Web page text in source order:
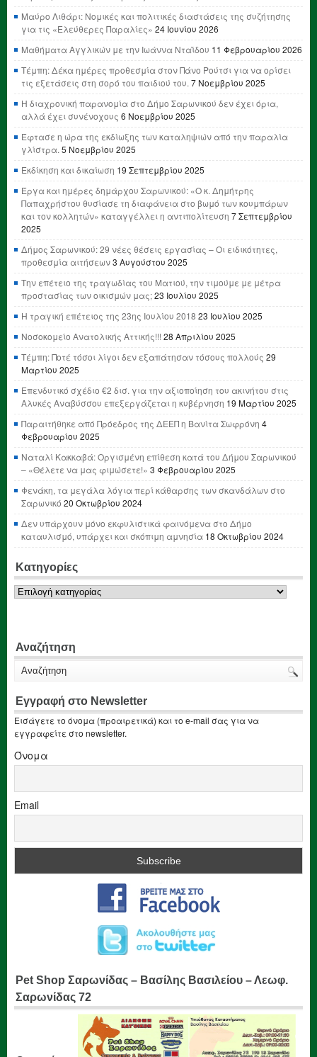
Μαύρο Λιθάρι: Νομικές και πολιτικές διαστάσεις της συζήτησης
για τις «Ελεύθερες Παραλίες» 24 Ιουνίου 2026
Μαθήματα Αγγλικών με την Ιωάννα Νταΐδου 11 Φεβρουαρίου 2026
Τέμπη: Δέκα ημέρες προθεσμία στον Πάνο Ρούτσι για να ορίσει
τις εξετάσεις στη σορό του παιδιού του. 7 Νοεμβρίου 2025
Η διαχρονική παρανομία στο Δήμο Σαρωνικού δεν έχει όρια,
αλλά έχει συνένοχους 6 Νοεμβρίου 2025
Έφτασε η ώρα της εκδίωξης των καταληψιών από την παραλία
γλίστρα. 5 Νοεμβρίου 2025
Εκδίκηση και δικαίωση 19 Σεπτεμβρίου 2025
Έργα και ημέρες δημάρχου Σαρωνικού: «Ο κ. Δημήτρης
Παπαχρήστου θυσίασε τη διαφάνεια στο βωμό των κουμπάρων
και τον κολλητών» καταγγέλλει η αντιπολίτευση 7 Σεπτεμβρίου
2025
Δήμος Σαρωνικού: 29 νέες θέσεις εργασίας – Οι ειδικότητες,
προθεσμία αιτήσεων3 Αυγούστου 2025
Την επέτειο της τραγωδίας του Ματιού, την τιμούμε με μέτρα
προστασίας των οικισμών μας;23 Ιουλίου 2025
Η τραγική επέτειος της 23ης Ιουλίου 2018 23 Ιουλίου 2025
Νοσοκομείο Ανατολικής Αττικής!!! 28 Απριλίου 2025
Τέμπη: Ποτέ τόσοι λίγοι δεν εξαπάτησαν τόσους πολλούς 29
Μαρτίου 2025
Επενδυτικό σχέδιο €2 δισ. για την αξιοποίηση του ακινήτου στις
Αλυκές Αναβύσσου επεξεργάζεται η κυβέρνηση 19 Μαρτίου 2025
Παραιτήθηκε από Πρόεδρος της ΔΕΕΠ η Βανίτα Σωφρόνη 4
Φεβρουαρίου 2025
Ναταλί Κακκαβά: Οργισμένη επίθεση κατά του Δήμου Σαρωνικού
– «Θέλετε να μας φιμώσετε!» 3 Φεβρουαρίου 2025
Φενάκη, τα μεγάλα λόγια περί κάθαρσης των σκανδάλων στο
Σαρωνικό 20 Οκτωβρίου 2024
Δεν υπάρχουν μόνο εκφυλιστικά φαινόμενα στο Δήμο
καταυλισμό, υπάρχει και σκόπιμη αμνησία 18 Οκτωβρίου 2024
Κατηγορίες
Κατηγορίες
Αναζήτηση
Εγγραφή στο Newsletter
Εισάγετε το όνομα (προαιρετικά) και το e-mail σας για να
εγγραφείτε στο newsletter.
Όνομα
Email
Pet Shop Σαρωνίδας – Βασίλης Βασιλείου – Λεωφ.
Σαρωνίδας 72